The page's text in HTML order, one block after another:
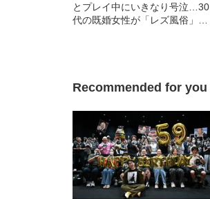
とプレイ中にいきなり号泣…30
代の既婚女性が「レズ風俗」に
Recommended for you